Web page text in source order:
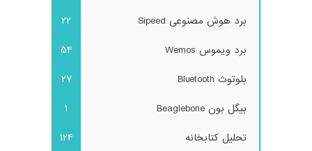
برد هوش مصنوعی Sipeed
22
برد ویموس Wemos
54
بلوتوث Bluetooth
27
بیگل بون Beaglebone
1
تحلیل کتابخانه
124